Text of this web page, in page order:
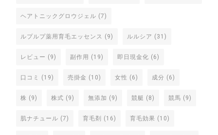
ヘアトニックグロウジェル (7)
ルプルプ薬用育毛エッセンス (9) ルルシア (31)
レビュー (9) 副作用 (19) 即日現金化 (6)
口コミ (19) 売掛金 (10) 女性 (6) 成分 (6)
株 (9) 株式 (9) 無添加 (9) 競艇 (8) 競馬 (9)
肌ナチュール (7) 育毛剤 (16) 育毛効果 (10)